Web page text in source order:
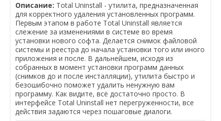
Описание: Total Uninstall - утилита, предназначенная
для корректного удаления установленных программ.
Первым этапом в работе Total Uninstall является
слежение за изменениями в системе во время
установки нового софта. Делается снимок файловой
системы и реестра до начала установки того или иного
приложения и после. В дальнейшем, исходя из
собранных в момент установки программ данных
(снимков до и после инсталляции), утилита быстро и
безошибочно поможет удалить ненужную вам
программу. Как видите, всё достаточно просто. В
интерфейсе Total Uninstall нет перегруженности, все
действия задаются через пошаговые диалоги.